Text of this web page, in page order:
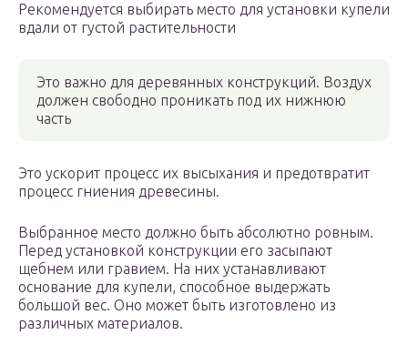
Рекомендуется выбирать место для установки купели
вдали от густой растительности
Это важно для деревянных конструкций. Воздух
должен свободно проникать под их нижнюю
часть
Это ускорит процесс их высыхания и предотвратит
процесс гниения древесины.
Выбранное место должно быть абсолютно ровным.
Перед установкой конструкции его засыпают
щебнем или гравием. На них устанавливают
основание для купели, способное выдержать
большой вес. Оно может быть изготовлено из
различных материалов.